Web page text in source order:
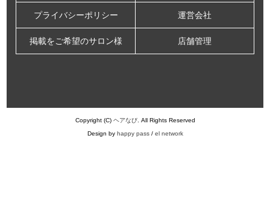
プライバシーポリシー 運営会社
掲載をご希望のサロン様 店舗管理
Copyright (C) ヘアなび. All Rights Reserved
Design by happy pass/ el network